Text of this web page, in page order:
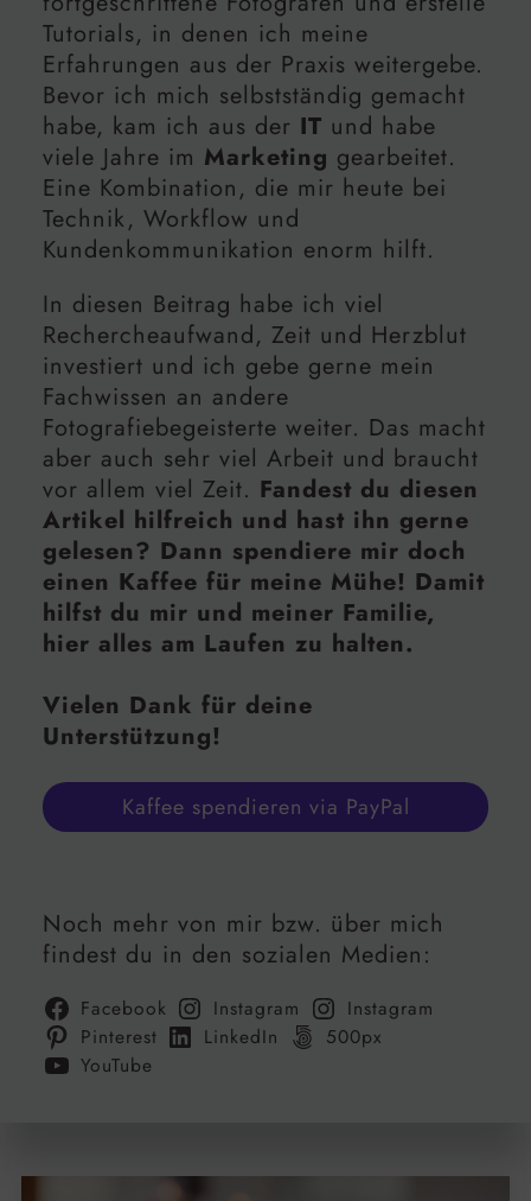
Tutorials, in denen ich meine
Erfahrungen aus der Praxis weitergebe.
Bevor ich mich selbstständig gemacht
habe, kam ich aus der IT und habe
viele Jahre im Marketing gearbeitet.
Eine Kombination, die mir heute bei
Technik, Workflow und
Kundenkommunikation enorm hilft.
In diesen Beitrag habe ich viel
Rechercheaufwand, Zeit und Herzblut
investiert und ich gebe gerne mein
Fachwissen an andere
Fotografiebegeisterte weiter. Das macht
aber auch sehr viel Arbeit und braucht
vor allem viel Zeit. Fandest du diesen
Artikel hilfreich und hast ihn gerne
gelesen? Dann spendiere mir doch
einen Kaffee für meine Mühe! Damit
hilfst du mir und meiner Familie,
hier alles am Laufen zu halten.
Vielen Dank für deine
Unterstützung!
Kaffee spendieren via PayPal
Noch mehr von mir bzw. über mich
findest du in den sozialen Medien:
Facebook Instagram
Instagram
Pinterest
LinkedIn
500px
YouTube